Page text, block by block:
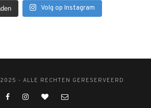
Volg op Instagram
- ALLE RECHTEN GERESERVEERD